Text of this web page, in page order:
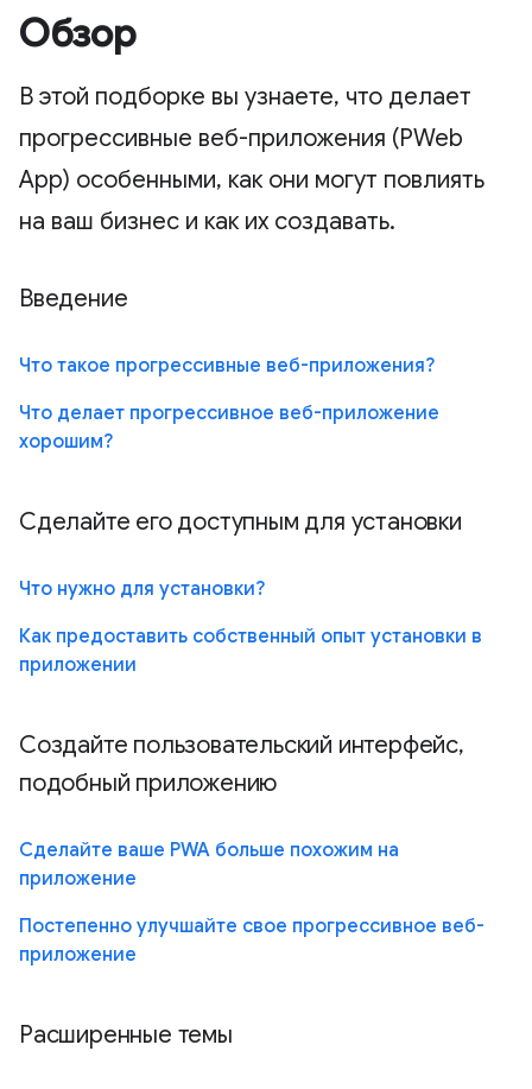
Обзор
В этой подборке вы узнаете, что делает
прогрессивные веб-приложения (PWeb
App) особенными, как они могут повлиять
на ваш бизнес и как их создавать.
Введение
Что такое прогрессивные веб-приложения?
Что делает прогрессивное веб-приложение
хорошим?
Сделайте его доступным для установки
Что нужно для установки?
Как предоставить собственный опыт установки в
приложении
Создайте пользовательский интерфейс,
подобный приложению
Сделайте ваше PWA больше похожим на
приложение
Постепенно улучшайте свое прогрессивное веб-
приложение
Расширенные темы